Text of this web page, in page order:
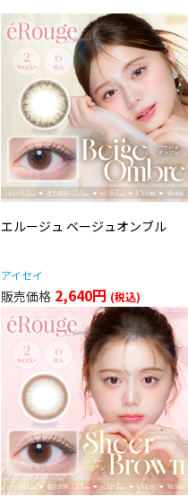
エルージュ ベージュオンブル
アイセイ
2,640円